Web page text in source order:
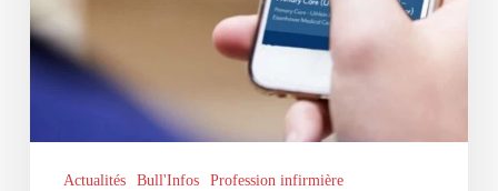
Actualités Bull'Infos Profession infirmière